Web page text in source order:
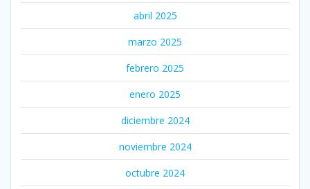
abril 2025
marzo 2025
febrero 2025
enero 2025
diciembre 2024
noviembre 2024
octubre 2024